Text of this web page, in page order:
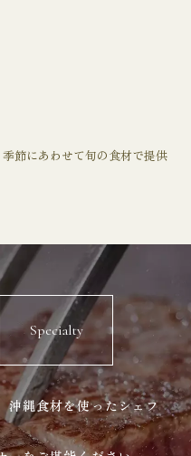
節にあわせて旬の食材で提供
Specialty
沖縄食材を使ったシェフ